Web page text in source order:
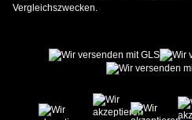
Vergleichszwecken.